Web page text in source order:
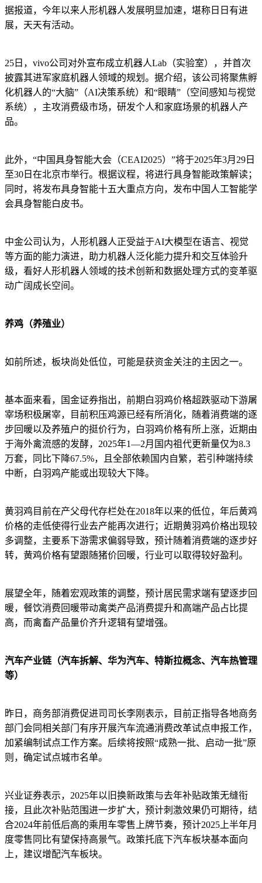
据报道，今年以来人形机器人发展明显加速，堪称日日有进
展，天天有活动。
25日，vivo公司对外宣布成立机器人Lab（实验室），并首次
披露其进军家庭机器人领域的规划。据介绍，该公司将聚焦孵
化机器人的“大脑”（AI决策系统）和“眼睛”（空间感知与视觉
系统），主攻消费级市场，研发个人和家庭场景的机器人产
品。
此外，“中国具身智能大会（CEAI2025）”将于2025年3月29日
至30日在北京市举行。根据议程，将进行具身智能政策解读；
同时，将发布具身智能十五大重点方向，发布中国人工智能学
会具身智能白皮书。
中金公司认为，人形机器人正受益于AI大模型在语言、视觉
等方面的能力演进，助力机器人泛化能力提升和交互体验升
级，看好人形机器人领域的技术创新和数据处理方式的变革驱
动广阔成长空间。
养鸡（养殖业）
如前所述，板块尚处低位，可能是获资金关注的主因之一。
基本面来看，国金证券指出，前期白羽鸡价格超跌驱动下游屠
宰场积极屠宰，目前积压鸡源已经有所消化，随着消费端的逐
步回暖以及养殖户的挺价行为，白羽鸡价格有所上涨，近期由
于海外禽流感的发酵，2025年1—2月国内祖代更新量仅为8.3
万套，同比下降67.5%，且全部依赖国内自繁，若引种端持续
中断，白羽鸡产能或出现较大下降。
黄羽鸡目前在产父母代存栏处在2018年以来的低位，年后黄鸡
价格的走低使得行业去产能再次进行；近期黄羽鸡价格出现较
多调整，主要系下游需求偏弱导致，预计随着消费端的逐步好
转，黄鸡价格有望跟随猪价回暖，行业可以取得较好盈利。
展望全年，随着宏观政策的调整，预计居民需求端有望逐步回
暖，餐饮消费回暖带动禽类产品消费提升和高端产品占比提
高，而禽畜产品量价齐升逻辑有望增强。
汽车产业链（汽车拆解、华为汽车、特斯拉概念、汽车热管理
等）
昨日，商务部消费促进司司长李刚表示，目前正指导各地商务
部门会同相关部门有序开展汽车流通消费改革试点申报工作，
加紧编制试点工作方案。后续将按照“成熟一批、启动一批”原
则，确定试点城市名单。
兴业证券表示，2025年以旧换新政策与去年补贴政策无缝衔
接，且此次补贴范围进一步扩大，预计刺激效果仍可期待，结
合2024年前低后高的乘用车零售上牌节奏，预计2025上半年月
度零售同比有望保持高景气。政策托底下汽车板块基本面向
上，建议增配汽车板块。